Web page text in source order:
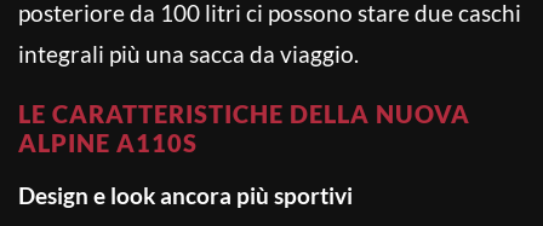
posteriore da 100 litri ci possono stare due caschi
integrali più una sacca da viaggio.
LE CARATTERISTICHE DELLA NUOVA
ALPINE A110S
Design e look ancora più sportivi